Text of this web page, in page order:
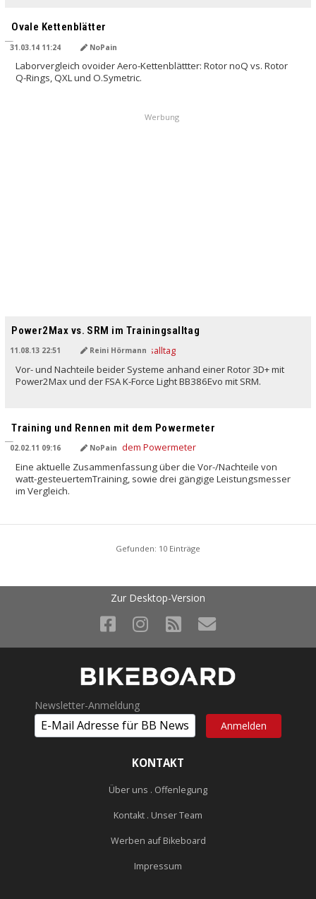
Ovale Kettenblätter
31.03.14 11:24 NoPain
Laborvergleich ovoider Aero-Kettenblättter: Rotor noQ vs. Rotor
Q-Rings, QXL und O.Symetric.
Werbung
Power2Max vs. SRM im Trainingsalltag
11.08.13 22:51 Reini Hörmann
Vor- und Nachteile beider Systeme anhand einer Rotor 3D+ mit
Power2Max und der FSA K-Force Light BB386Evo mit SRM.
Training und Rennen mit dem Powermeter
02.02.11 09:16 NoPain
Eine aktuelle Zusammenfassung über die Vor-/Nachteile von
watt-gesteuertemTraining, sowie drei gängige Leistungsmesser
im Vergleich.
Gefunden: 10 Einträge
Zur Desktop-Version
Newsletter-Anmeldung
KONTAKT
Über uns . Offenlegung
Kontakt . Unser Team
Werben auf Bikeboard
Impressum